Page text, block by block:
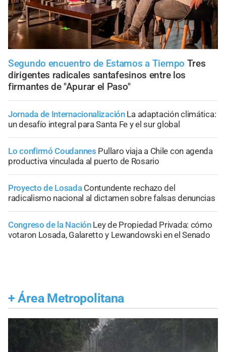
Segundo encuentro de Estamos a Tiempo Tres
dirigentes radicales santafesinos entre los
firmantes de "Apurar el Paso"
Jornada de Internacionalización La adaptación climática:
un desafío integral para Santa Fe y el sur global
Lo confirmó Coudannes Pullaro viaja a Chile con agenda
productiva vinculada al puerto de Rosario
Proyecto de Losada Contundente rechazo del
radicalismo nacional al dictamen sobre falsas denuncias
Congreso de la Nación Ley de Propiedad Privada: cómo
votaron Losada, Galaretto y Lewandowski en el Senado
+ Área Metropolitana